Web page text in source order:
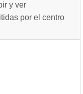
y ver
por el centro